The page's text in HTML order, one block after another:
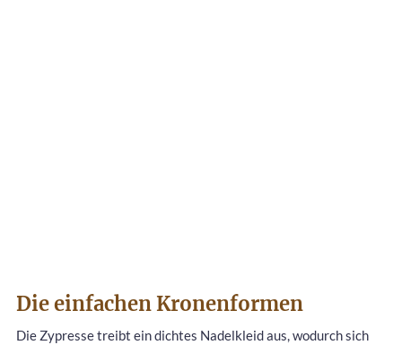
Die einfachen Kronenformen
Die Zypresse treibt ein dichtes Nadelkleid aus, wodurch sich